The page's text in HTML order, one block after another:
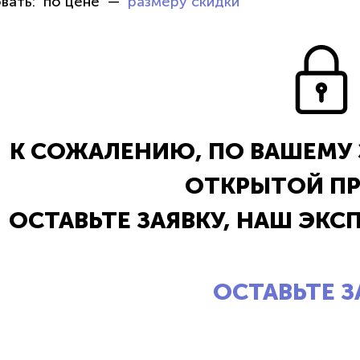
К СОЖАЛЕНИЮ, ПО ВАШЕМУ
ОТКРЫТОЙ
ОСТАВЬТЕ ЗАЯВКУ, НАШ
ОСТАВЬТЕ